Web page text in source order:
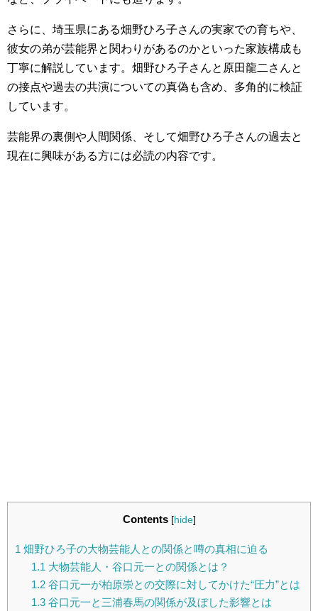
さらに、埼玉県にある畑野ひろ子さんの実家での育ちや、
彼女の弟が芸能界と関わりがあるのかといった家族構成も
丁寧に解説しています。畑野ひろ子さんと原田龍二さんと
の接点や過去の共演についての真偽も含め、多角的に検証
しています。
芸能界の裏側や人間関係、そして畑野ひろ子さんの過去と
現在に興味がある方には必読の内容です。
Contents [hide]
1 畑野ひろ子の大物芸能人との関係と噂の真相に迫る
1.1 大物芸能人・谷口元一との関係とは？
1.2谷口元一が柏原崇との交際に対してかけた“圧力”とは
1.3谷口元一と三浦春馬の関係が及ぼした影響とは